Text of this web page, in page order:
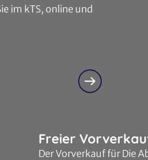
im kTS, online und
Freier
Der Vorverkauf für Die